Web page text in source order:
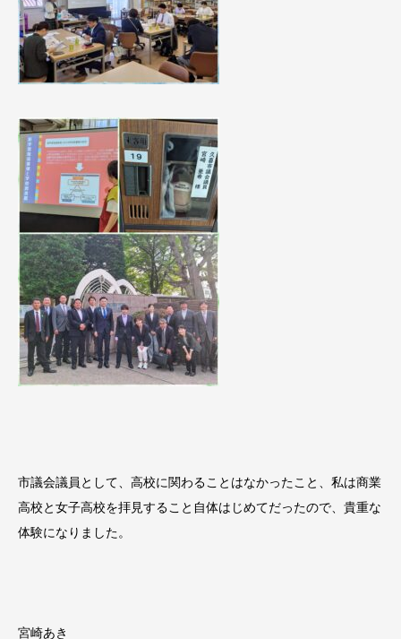
市議会議員として、高校に関わることはなかったこと、私は商業
高校と女子高校を拝見すること自体はじめてだったので、貴重な
体験になりました。
宮崎あき